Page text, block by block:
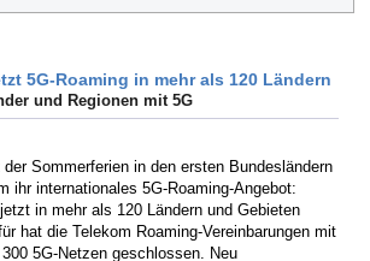
5G-Roaming in mehr als 120 Ländern
und Regionen mit 5G
Sommerferien in den ersten Bundesländern
ihr internationales 5G-Roaming-Angebot:
jetzt in mehr als 120 Ländern und Gebieten
hat die Telekom Roaming-Vereinbarungen mit
5G-Netzen geschlossen. Neu